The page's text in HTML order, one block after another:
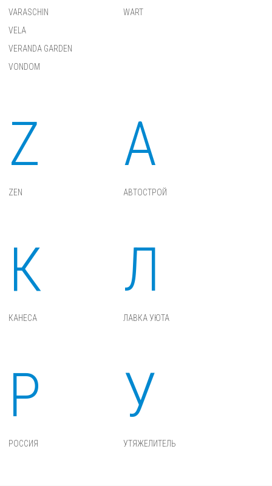
VARASCHIN
VELA
VERANDA GARDEN
VONDOM
WART
Z
ZEN
А
АВТОСТРОЙ
К
КАНЕСА
Л
ЛАВКА УЮТА
Р
РОССИЯ
У
УТЯЖЕЛИТЕЛЬ